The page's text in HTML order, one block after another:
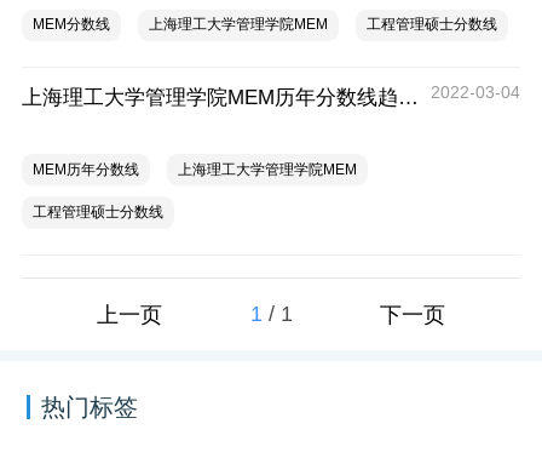
MEM分数线 上海理工大学管理学院MEM 工程管理硕士分数线
上海理工大学管理学院MEM历年分数线趋势(2018-2021) 2022-03-04
MEM历年分数线 上海理工大学管理学院MEM
工程管理硕士分数线
上一页 1 / 1 下一页
热门标签